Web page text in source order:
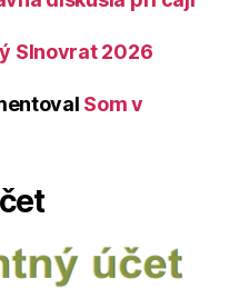
Slnovrat 2026
Som v